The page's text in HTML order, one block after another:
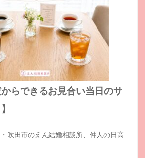
からできるお見合い当日のサ
吹田市のえん結婚相談所、仲人の日高